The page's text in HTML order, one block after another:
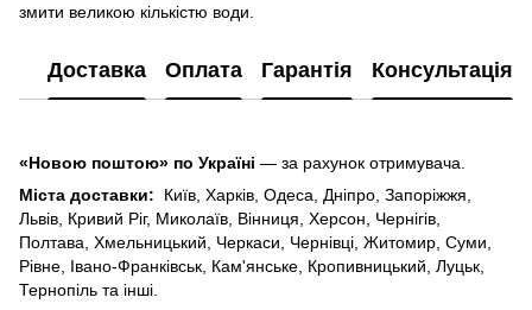
змити великою кількістю води.
Доставка Оплата Гарантія Консультація
«Новою поштою» по Україні — за рахунок отримувача.
Міста доставки: Київ, Харків, Одеса, Дніпро, Запоріжжя,
Львів, Кривий Ріг, Миколаїв, Вінниця, Херсон, Чернігів,
Полтава, Хмельницький, Черкаси, Чернівці, Житомир, Суми,
Рівне, Івано-Франківськ, Кам'янське, Кропивницький, Луцьк,
Тернопіль та інші.